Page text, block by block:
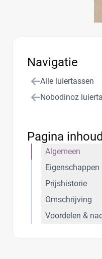
Navigatie
Alle luiertassen
Nobodinoz
Pagina inhoud
Algemeen
Eigenschappen
Prijshistorie
Omschrijving
Voordelen &